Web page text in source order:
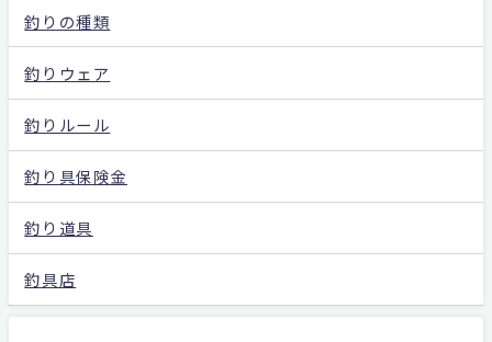
釣りの種類
釣りウェア
釣りルール
釣り具保険金
釣り道具
釣具店